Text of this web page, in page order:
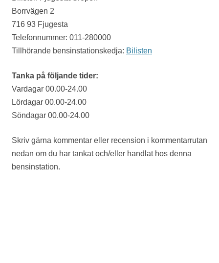
Borrvägen 2
716 93 Fjugesta
Telefonnummer: 011-280000
Tillhörande bensinstationskedja: Bilisten
Tanka på följande tider:
Vardagar 00.00-24.00
Lördagar 00.00-24.00
Söndagar 00.00-24.00
Skriv gärna kommentar eller recension i kommentarrutan
nedan om du har tankat och/eller handlat hos denna
bensinstation.